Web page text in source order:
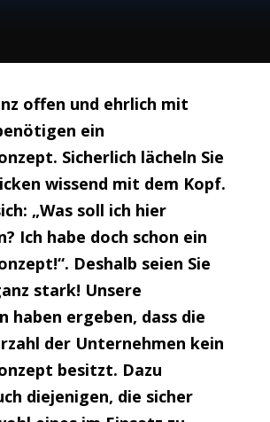
offen und ehrlich mit
ein
Sicherlich lächeln Sie
wissend mit dem Kopf.
„Was soll ich hier
Ich habe doch schon ein
Deshalb seien Sie
stark! Unsere
haben ergeben, dass die
der Unternehmen kein
besitzt. Dazu
diejenigen, die sicher